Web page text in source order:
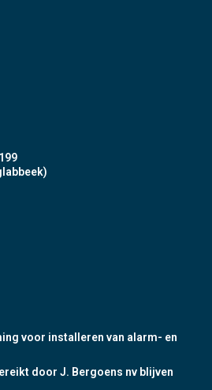
voor installeren van alarm- en
door J. Bergoens nv blijven